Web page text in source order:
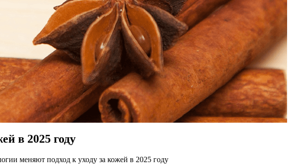
в 2025 году
меняют подход к уходу за кожей в 2025 году